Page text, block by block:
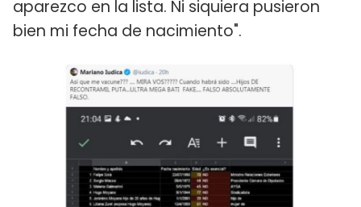
aparezco en la lista. Ni siquiera pusieron
bien mi fecha de nacimiento".